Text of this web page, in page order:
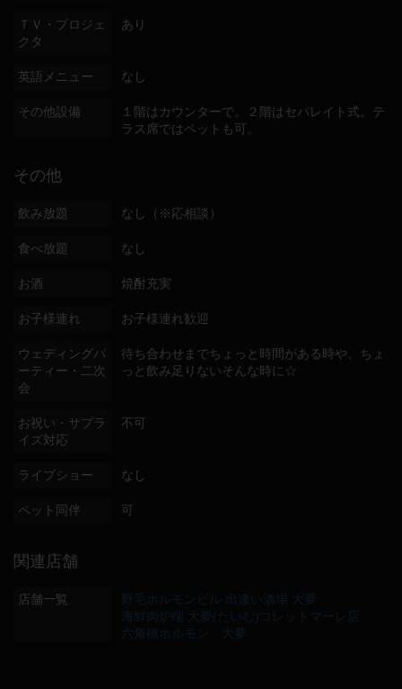
ＴＶ・プロジェ
クタ
あり
英語メニュー なし
その他設備
１階はカウンターで。２階はセパレイト式。テ
ラス席ではペットも可。
その他
飲み放題 なし（※応相談）
食べ放題 なし
お酒 焼酎充実
お子様連れ お子様連れ歓迎
ウェディングパ
ーティー・二次
会
待ち合わせまでちょっと時間がある時や、ちょ
っと飲み足りないそんな時に☆
お祝い・サプラ
イズ対応
不可
ライブショー なし
ペット同伴 可
関連店舗
店舗一覧
野毛ホルモンビル 出逢い酒場 大夢
海鮮肉炉端 大夢(たいむ)コレットマーレ店
六角橋ホルモン 大夢